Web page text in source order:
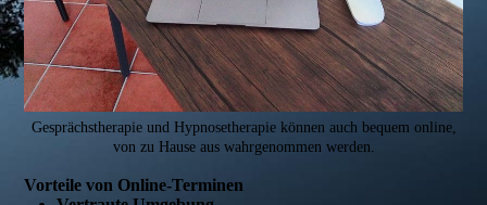
Gesprächstherapie und Hypnosetherapie können auch bequem online,
von zu Hause aus wahrgenommen werden.
Vorteile von Online-Terminen